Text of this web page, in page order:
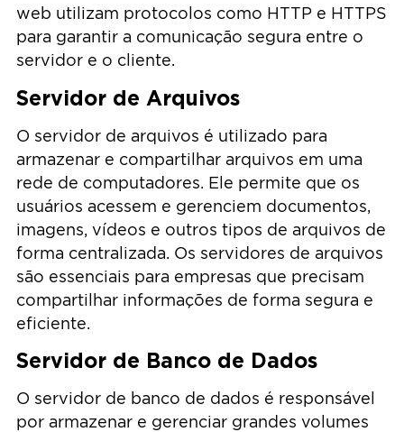
web utilizam protocolos como HTTP e HTTPS
para garantir a comunicação segura entre o
servidor e o cliente.
Servidor de Arquivos
O servidor de arquivos é utilizado para
armazenar e compartilhar arquivos em uma
rede de computadores. Ele permite que os
usuários acessem e gerenciem documentos,
imagens, vídeos e outros tipos de arquivos de
forma centralizada. Os servidores de arquivos
são essenciais para empresas que precisam
compartilhar informações de forma segura e
eficiente.
Servidor de Banco de Dados
O servidor de banco de dados é responsável
por armazenar e gerenciar grandes volumes